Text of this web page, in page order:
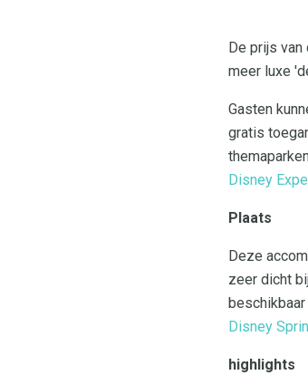
De prijs
meer luxe
Gasten
gratis
Disney
Plaats
Deze
zeer dicht
Disney
highlights